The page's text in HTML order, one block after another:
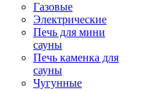
Газовые
Электрические
Печь для мини
сауны
Печь каменка для
сауны
Чугунные